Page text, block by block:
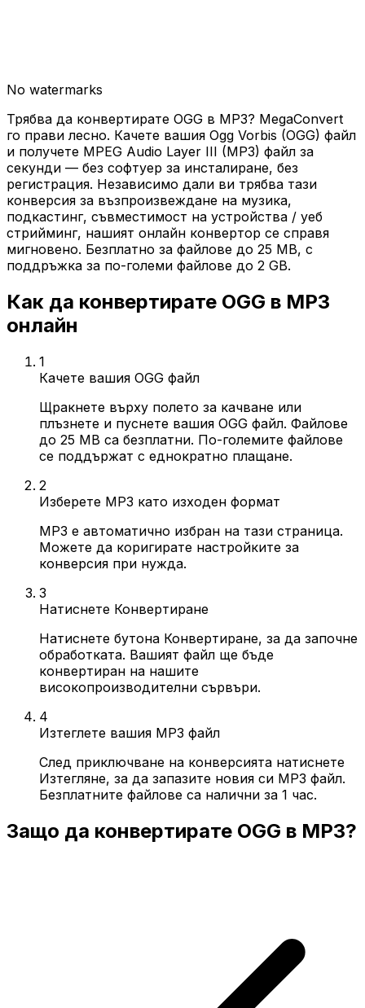
No watermarks
Трябва да конвертирате OGG в MP3? MegaConvert
го прави лесно. Качете вашия Ogg Vorbis (OGG) файл
и получете MPEG Audio Layer III (MP3) файл за
секунди — без софтуер за инсталиране, без
регистрация. Независимо дали ви трябва тази
конверсия за възпроизвеждане на музика,
подкастинг, съвместимост на устройства / уеб
стрийминг, нашият онлайн конвертор се справя
мигновено. Безплатно за файлове до 25 MB, с
поддръжка за по-големи файлове до 2 GB.
Как да конвертирате OGG в MP3
онлайн
1
Качете вашия OGG файл
Щракнете върху полето за качване или
плъзнете и пуснете вашия OGG файл. Файлове
до 25 MB са безплатни. По-големите файлове
се поддържат с еднократно плащане.
2
Изберете MP3 като изходен формат
MP3 е автоматично избран на тази страница.
Можете да коригирате настройките за
конверсия при нужда.
3
Натиснете Конвертиране
Натиснете бутона Конвертиране, за да започне
обработката. Вашият файл ще бъде
конвертиран на нашите
високопроизводителни сървъри.
4
Изтеглете вашия MP3 файл
След приключване на конверсията натиснете
Изтегляне, за да запазите новия си MP3 файл.
Безплатните файлове са налични за 1 час.
Защо да конвертирате OGG в MP3?